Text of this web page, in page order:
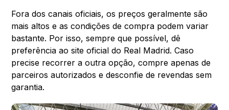
Fora dos canais oficiais, os preços geralmente são
mais altos e as condições de compra podem variar
bastante. Por isso, sempre que possível, dê
preferência ao site oficial do Real Madrid. Caso
precise recorrer a outra opção, compre apenas de
parceiros autorizados e desconfie de revendas sem
garantia.